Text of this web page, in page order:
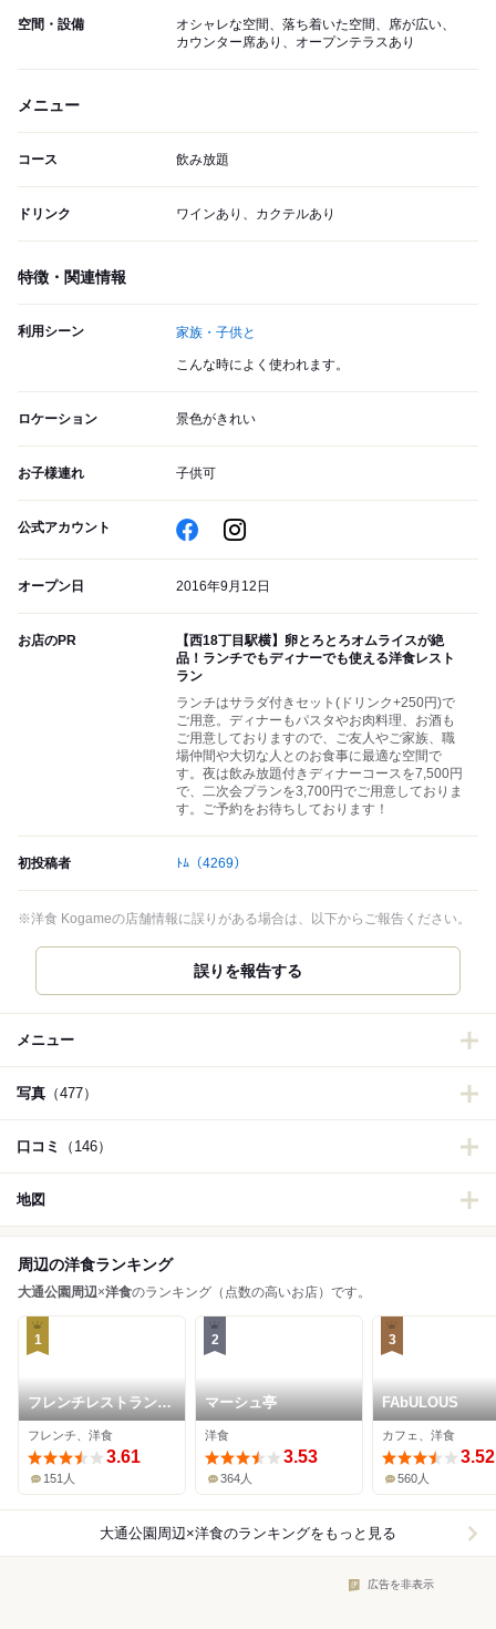
空間・設備
オシャレな空間、落ち着いた空間、席が広い、
カウンター席あり、オープンテラスあり
メニュー
コース 飲み放題
ドリンク ワインあり、カクテルあり
特徴・関連情報
利用シーン 家族・子供と
こんな時によく使われます。
ロケーション 景色がきれい
お子様連れ 子供可
公式アカウント
オープン日 2016年9月12日
お店のPR
【西18丁目駅横】卵とろとろオムライスが絶
品！ランチでもディナーでも使える洋食レスト
ラン
ランチはサラダ付きセット(ドリンク+250円)で
ご用意。ディナーもパスタやお肉料理、お酒も
ご用意しておりますので、ご友人やご家族、職
場仲間や大切な人とのお食事に最適な空間で
す。夜は飲み放題付きディナーコースを7,500円
で、二次会プランを3,700円でご用意しておりま
す。ご予約をお待ちしております！
初投稿者 ﾄﾑ （4269）
※洋食 Kogameの店舗情報に誤りがある場合は、以下からご報告ください。
誤りを報告する
メニュー
写真 （477）
口コミ （146）
地図
周辺の洋食ランキング
大通公園周辺×洋食のランキング（点数の高いお店）です。
1
フレンチレストラン
バンケット
フレンチ、洋食
3.61
151人
2
マーシュ亭
洋食
3.53
364人
3
FAbULOUS
カフェ、洋食
3.52
560人
大通公園周辺×洋食のランキングをもっと見る
広告を非表示